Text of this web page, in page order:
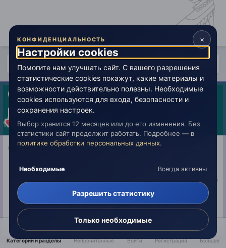
5 лет спустя...
Новичок
Nataliya
Опубликовано:11 августа 2016
Категории и разделы Непрочитанные Войти Регистрация Больше
×
КОНФИДЕНЦИАЛЬНОСТЬ
Настройки cookies
Помогите нам улучшать сайт. С вашего разрешения
статистические cookies покажут, какие материалы и
возможности действительно полезны. Необходимые
cookies используются для входа, безопасности и
сохранения настроек.
Выбор хранится 12 месяцев или до его изменения. Без
статистики сайт продолжит работать. Подробнее — в
политике обработки персональных данных.
Необходимые Всегда активны
Разрешить статистику
Только необходимые